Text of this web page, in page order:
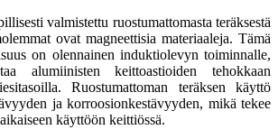
valmistettu ruostumattomasta teräksestä
ovat magneettisia materiaaleja. Tämä
on olennainen induktiolevyn toiminnalle,
alumiinisten keittoastioiden tehokkaan
Ruostumattoman teräksen käyttö
ja korroosionkestävyyden, mikä tekee
käyttöön keittiössä.